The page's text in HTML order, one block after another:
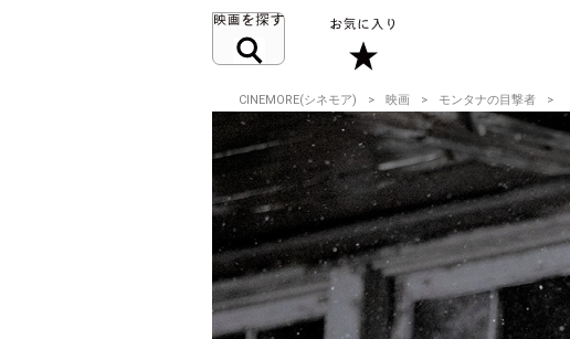
CINEMORE(シネモア) 映画 モンタナの目撃者